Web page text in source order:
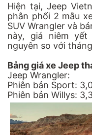
Hiện tại, Jeep
phân phối 2 mẫu
SUV Wrangler và
này, giá niêm
nguyên so với
Bảng giá xe Jeep
Jeep Wrangler:
Phiên bản Sport:
Phiên bản Willys: